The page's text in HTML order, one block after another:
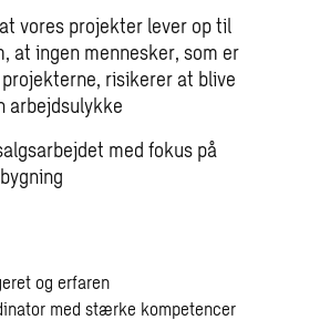
vores projekter lever op til
at ingen mennesker, som er
risikerer at blive
arbejdsulykke
med fokus på
og erfaren
med stærke kompetencer